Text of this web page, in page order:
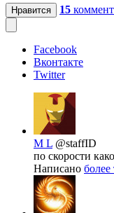
Нравится 15
Facebook
Вконтакте
Twitter
M L @staffID
по скорости
Написано более